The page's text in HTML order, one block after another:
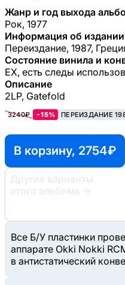
Жанр и год выхода
Рок, 1977
Информация об издании
Переиздание, 1987,
Состояние винила и
EX, есть следы
Описание
2LP, Gatefold
3240₽ −15% ПЕРЕИЗДАНИЕ
В корзину, 2754 ₽
Другие варианты
этого альбома
→
Все Б/У пластинки
аппарате Okki Nokki
в антистатический